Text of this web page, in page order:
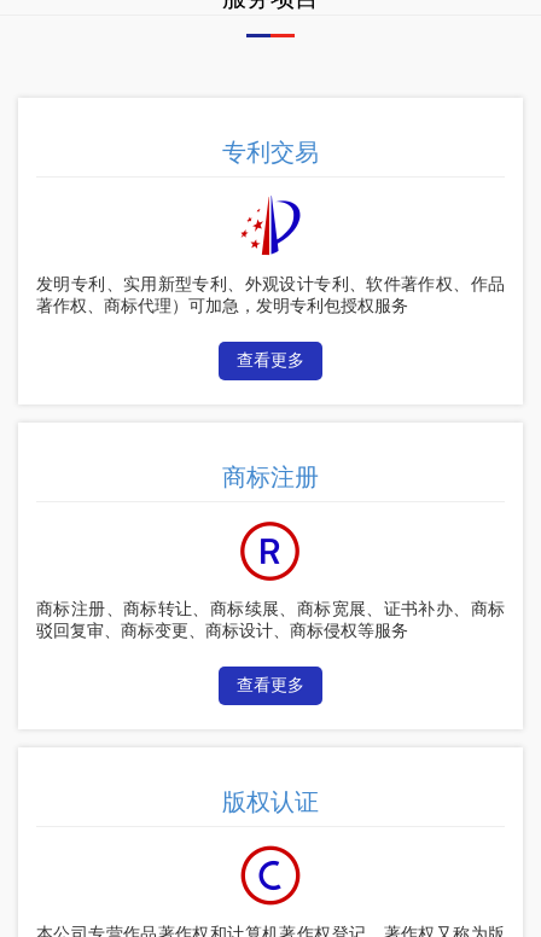
专利交易
发明专利、实用新型专利、外观设计专利、软件著作权、作品
著作权、商标代理）可加急，发明专利包授权服务
查看更多
商标注册
商标注册、商标转让、商标续展、商标宽展、证书补办、商标
驳回复审、商标变更、商标设计、商标侵权等服务
查看更多
版权认证